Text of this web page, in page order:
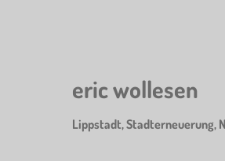
eric wollesen
Lippstadt, Stadterneuerung,